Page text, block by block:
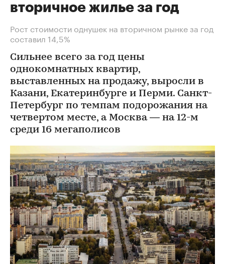
вторичное жилье за год
Рост стоимости однушек на вторичном рынке за год
составил 14,5%
Сильнее всего за год цены
однокомнатных квартир,
выставленных на продажу, выросли в
Казани, Екатеринбурге и Перми. Санкт-
Петербург по темпам подорожания на
четвертом месте, а Москва — на 12-м
среди 16 мегаполисов